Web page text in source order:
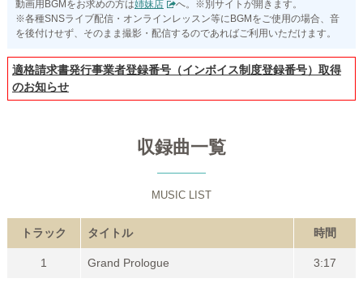
動画用BGMをお求めの方は姉妹店
へ。※別サイトが開きます。
※各種SNSライブ配信・オンラインレッスン等にBGMをご使用の場合、音
を後付けせず、そのまま撮影・配信するのであればご利用いただけます。
適格請求書発行事業者登録番号（インボイス制度登録番号）取得
のお知らせ
収録曲一覧
MUSIC LIST
トラック タイトル 時間
1 Grand Prologue 3:17